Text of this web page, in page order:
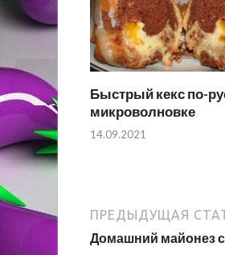
Быстрый кекс по-
микроволновке
14.09.2021
ПРЕДЫДУЩАЯ
Домашний майонез